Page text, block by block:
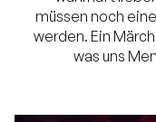
müssen noch
werden. Ein
was uns